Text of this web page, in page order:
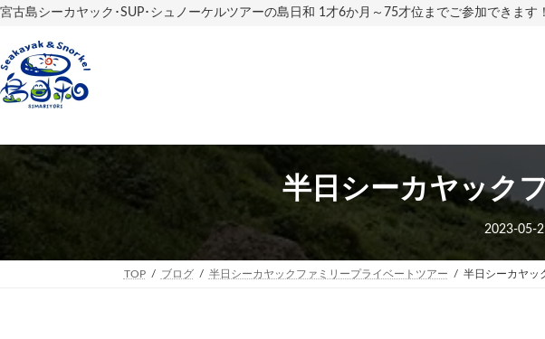
コ
ン
ツ
へ
ナ
ー
シ
ョ
宮古島シーカヤック･SUP･シュノーケルツアーの島日和 1才6か月～75才位までご参加できます！
半日シーカヤック
2023-05-
TOP ブログ 半日シーカヤックファミリープライベートツアー 半日シーカヤッ